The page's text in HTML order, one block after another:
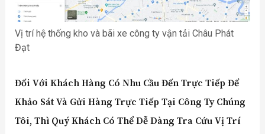
Vị trí hệ thống kho và bãi xe công ty vận tải Châu Phát
Đạt
Đối Với Khách Hàng Có Nhu Cầu Đến Trực Tiếp Để
Khảo Sát Và Gửi Hàng Trực Tiếp Tại Công Ty Chúng
Tôi, Thì Quý Khách Có Thể Dễ Dàng Tra Cứu Vị Trí